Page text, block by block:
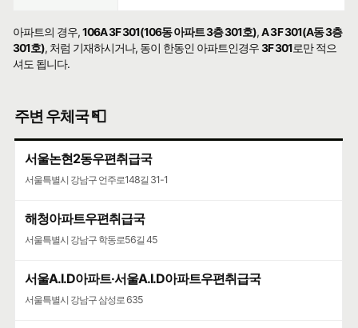
아파트의 경우,106A 3F 301(106동 아파트 3층 301호),A 3F 301(A동 3층
301호), 처럼 기재하시거나, 동이 한동인 아파트인경우3F 301로만 적으
셔도 됩니다.
주변 우체국 📮
서울논현2동우편취급국
서울특별시 강남구 언주로148길 31-1
해청아파트우편취급국
서울특별시 강남구 학동로56길 45
서울A.I.D아파트·서울A.I.D아파트우편취급국
서울특별시 강남구 삼성로 635